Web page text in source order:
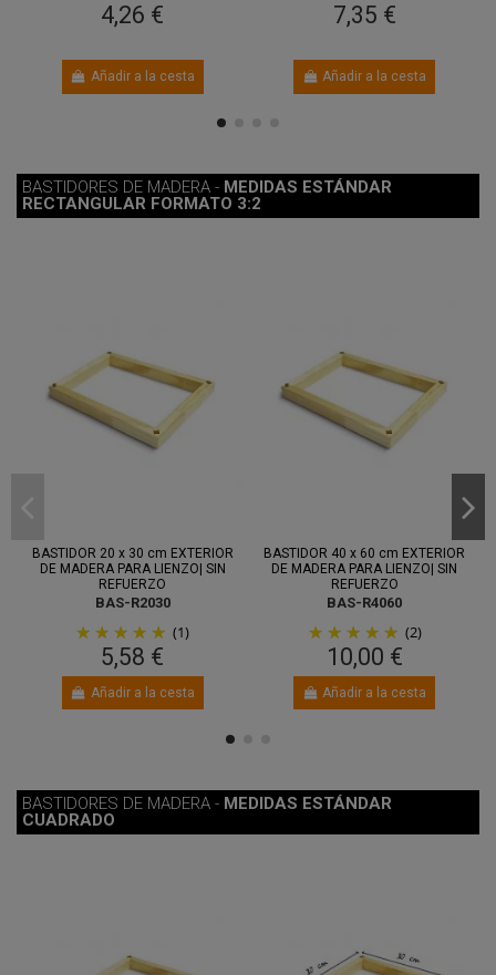
4,26 €
Añadir a la cesta
7,35 €
Añadir a la cesta
BASTIDORES DE MADERA - MEDIDAS ESTÁNDAR
RECTANGULAR FORMATO 3:2
BASTIDOR 20 x 30 cm EXTERIOR
DE MADERA PARA LIENZO| SIN
REFUERZO
BAS-R2030
(1)
5,58 €
Añadir a la cesta
BASTIDOR 40 x 60 cm EXTERIOR
DE MADERA PARA LIENZO| SIN
REFUERZO
BAS-R4060
(2)
10,00 €
Añadir a la cesta
BASTIDORES DE MADERA - MEDIDAS ESTÁNDAR
CUADRADO